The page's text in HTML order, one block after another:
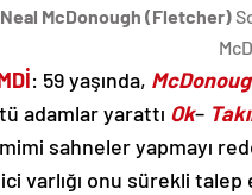
Neal McDonough (Fletcher)
: 59 yaşında,
adamlar yarattı Ok–
sahneler yapmayı
varlığı onu sürekli talep